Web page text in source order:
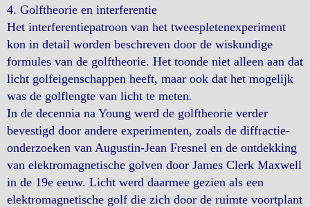
4. Golftheorie en interferentie
Het interferentiepatroon van het tweespletenexperiment
kon in detail worden beschreven door de wiskundige
formules van de golftheorie. Het toonde niet alleen aan dat
licht golfeigenschappen heeft, maar ook dat het mogelijk
was de golflengte van licht te meten.
In de decennia na Young werd de golftheorie verder
bevestigd door andere experimenten, zoals de diffractie-
onderzoeken van Augustin-Jean Fresnel en de ontdekking
van elektromagnetische golven door James Clerk Maxwell
in de 19e eeuw. Licht werd daarmee gezien als een
elektromagnetische golf die zich door de ruimte voortplant